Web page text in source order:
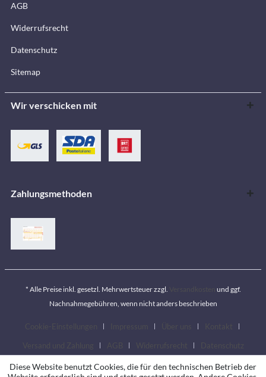
AGB
Widerrufsrecht
Datenschutz
Sitemap
Wir verschicken mit
Zahlungsmethoden
* Alle Preise inkl. gesetzl. Mehrwertsteuer zzgl.
und ggf.
Nachnahmegebühren, wenn nicht anders beschrieben
Diese Website benutzt Cookies, die für den technischen Betrieb der